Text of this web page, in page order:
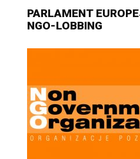
PARLAMENT
NGO-LOBBING